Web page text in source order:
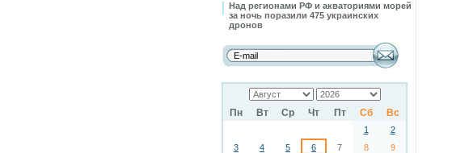
Над регионами РФ и акваториями морей
за ночь поразили 475 украинских
дронов
Пн Вт Ср Чт Пт Сб Вс
1
2
3
4 5 6 7 8
9